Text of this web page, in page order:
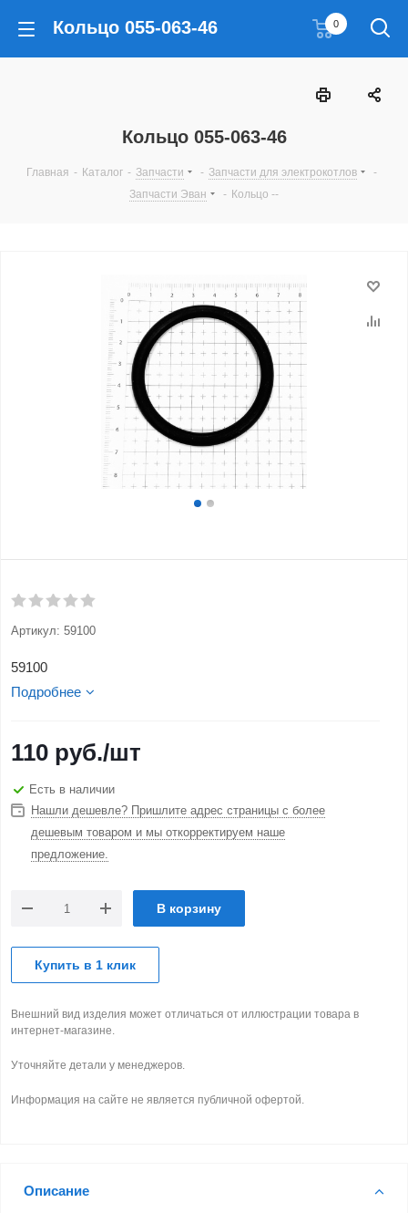
Кольцо 055-063-46 0
Кольцо 055-063-46
Главная - Каталог - Запчасти - Запчасти для электрокотлов
-
Запчасти Эван
- Кольцо --
Артикул: 59100
59100
Подробнее
110 руб./шт
Есть в наличии
Нашли дешевле? Пришлите адрес страницы с более
дешевым товаром и мы откорректируем наше
предложение.
В корзину
Купить в 1 клик
Внешний вид изделия может отличаться от иллюстрации товара в
интернет-магазине.
Уточняйте детали у менеджеров.
Информация на сайте не является публичной офертой.
Описание